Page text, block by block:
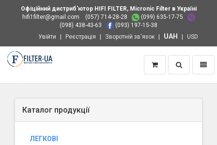
Офіційний дистриб'ютор HIFI FILTER, Micronic Filter в Україні
hifi1filter@gmail.com
(057) 714-28-28
(099) 635-17-75
(098) 438-43-63
(093) 197-15-38
Увійти
Реєстрація Зворотній зв'язок UAH USD
Пошук
Каталог продукції
ЛЕГКОВІ